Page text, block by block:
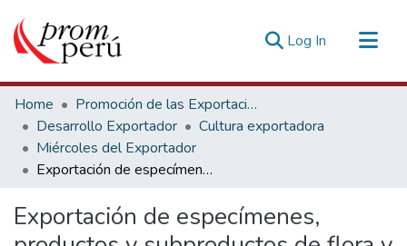
Log In (current)
Communities & Collections
All of DSpace
Statistics
Estadísticas Externas
Home
Promoción de las Exportaciones
Desarrollo Exportador
Cultura exportadora
Miércoles del Exportador
Exportación de especímenes, productos y subproductos de flora y fauna silvestre CITES: Marco normativo y procedimiento para la emisión de los permisos CITES. [27 de julio de 2022]
Exportación de especímenes,